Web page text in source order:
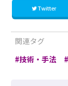
Twitter
関連タグ
技術・手法